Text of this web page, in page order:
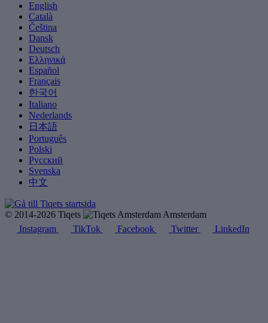
English
Català
Čeština
Dansk
Deutsch
Ελληνικά
Español
Français
한국어
Italiano
Nederlands
日本語
Português
Polski
Русский
Svenska
中文
© 2014-2026 Tiqets
Amsterdam
Instagram
TikTok Facebook Twitter LinkedIn